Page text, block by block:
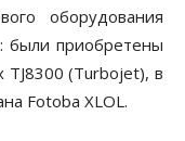
оборудования
были приобретены
TJ8300 (Turbojet), в
Fotoba XLOL.